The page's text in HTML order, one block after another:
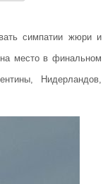
симпатии жюри и
на место в финальном
Нидерландов,